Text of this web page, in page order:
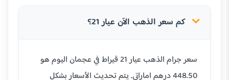
كم سعر الذهب الآن عيار 21؟
سعر جرام الذهب عيار 21 قيراط في عجمان اليوم هو
448.50 درهم اماراتي. يتم تحديث الأسعار بشكل